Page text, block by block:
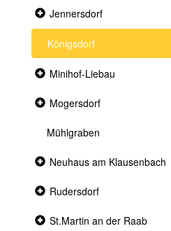
Collapsed
Jennersdorf
Königsdorf
Collapsed
Minihof-Liebau
Collapsed
section
Mogersdorf
Mühlgraben
Collapsed
Neuhaus am Klausenbach
Collapsed
Rudersdorf
Collapsed
St.Martin an der Raab